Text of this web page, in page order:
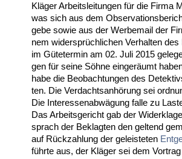
Kläger Ar­beits­lei­tun­gen für die Fir­ma
was sich aus dem
ge­be so­wie aus der Wer­be­mail der
nem wi­dersprüchli­chen Ver­hal­ten
im Güte­ter­min am 02. Ju­li 2015
gen für sei­ne Söhne ein­geräumt
ha­be die Be­ob­ach­tun­gen des
ten. Die Ver­dachts­anhörung sei
Die In­ter­es­sen­abwägung fal­le zu
Das Ar­beits­ge­richt gab der
sprach der Be­klag­ten den gel­tend
auf Rück­zah­lung der ge­leis­te­ten
führ­te aus, der Kläger sei dem